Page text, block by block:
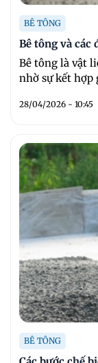
BÊ TÔNG
Bê tông và
Bê tông là vật
nhờ sự kết hợp
28/04/2026 - 10:45
BÊ TÔNG